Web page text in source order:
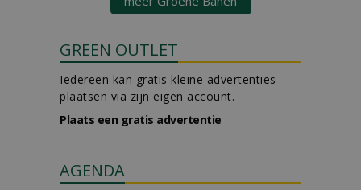
GREEN OUTLET
Iedereen kan gratis kleine advertenties
plaatsen via zijn eigen account.
Plaats een gratis advertentie
AGENDA